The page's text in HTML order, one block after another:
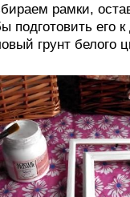
рамки,
подготовить его к
грунт белого